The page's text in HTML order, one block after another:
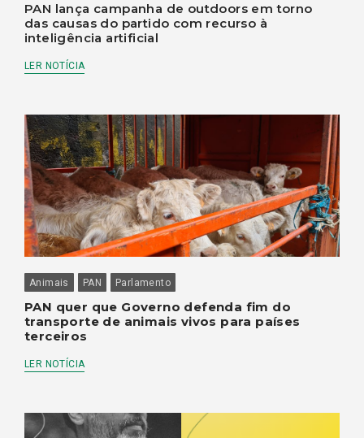
PAN lança campanha de outdoors em torno
das causas do partido com recurso à
inteligência artificial
LER NOTÍCIA
Animais PAN Parlamento
PAN quer que Governo defenda fim do
transporte de animais vivos para países
terceiros
LER NOTÍCIA